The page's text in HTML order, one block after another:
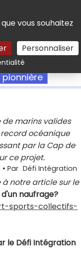
vous souhaitez
Personnaliser
Rechercher
de marins valides
océanique
par la Cap de
ce projet.
• Par Défi Intégration
notre article sur le
naufrage?
sports-collectifs-
le Défi Intégration